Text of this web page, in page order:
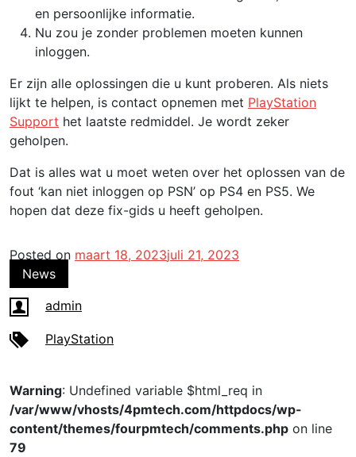
en persoonlijke informatie.
Nu zou je zonder problemen moeten kunnen
inloggen.
Er zijn alle oplossingen die u kunt proberen. Als niets
lijkt te helpen, is contact opnemen met PlayStation
Support het laatste redmiddel. Je wordt zeker
geholpen.
Dat is alles wat u moet weten over het oplossen van de
fout ‘kan niet inloggen op PSN’ op PS4 en PS5. We
hopen dat deze fix-gids u heeft geholpen.
Posted on maart 18, 2023juli 21, 2023
News
admin
PlayStation
Warning: Undefined variable $html_req in
/var/www/vhosts/4pmtech.com/httpdocs/wp-
content/themes/fourpmtech/comments.php on line
79